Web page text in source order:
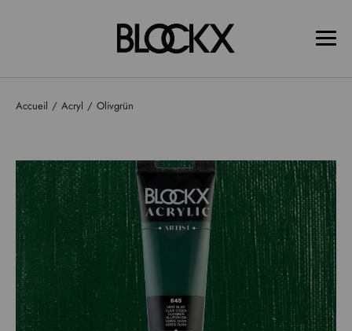
Accueil Acryl Olivgrün